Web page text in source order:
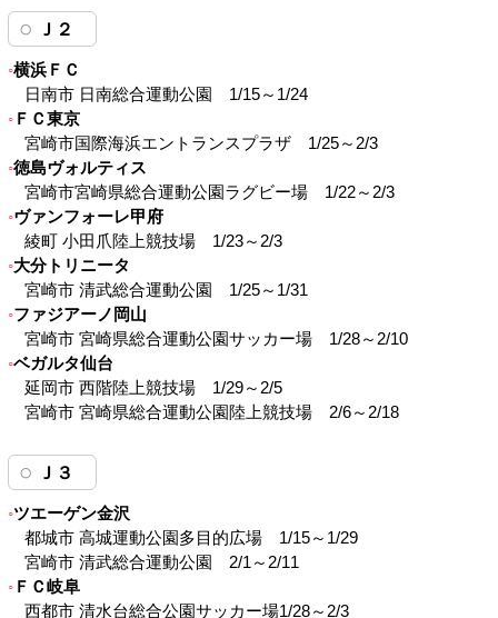
Ｊ２
横浜ＦＣ
日南市 日南総合運動公園 1/15～1/24
ＦＣ東京
宮崎市国際海浜エントランスプラザ 1/25～2/3
徳島ヴォルティス
宮崎市宮崎県総合運動公園ラグビー場 1/22～2/3
ヴァンフォーレ甲府
綾町 小田爪陸上競技場 1/23～2/3
大分トリニータ
宮崎市 清武総合運動公園 1/25～1/31
ファジアーノ岡山
宮崎市 宮崎県総合運動公園サッカー場 1/28～2/10
ベガルタ仙台
延岡市 西階陸上競技場 1/29～2/5
宮崎市 宮崎県総合運動公園陸上競技場 2/6～2/18
Ｊ３
ツエーゲン金沢
都城市 高城運動公園多目的広場 1/15～1/29
宮崎市 清武総合運動公園 2/1～2/11
ＦＣ岐阜
西都市 清水台総合公園サッカー場1/28～2/3